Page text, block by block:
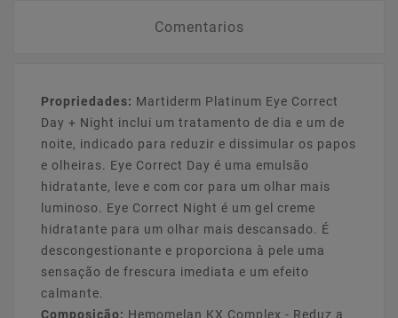
Comentarios
Propriedades: Martiderm Platinum Eye Correct
Day + Night inclui um tratamento de dia e um de
noite, indicado para reduzir e dissimular os papos
e olheiras. Eye Correct Day é uma emulsão
hidratante, leve e com cor para um olhar mais
luminoso. Eye Correct Night é um gel creme
hidratante para um olhar mais descansado. É
descongestionante e proporciona à pele uma
sensação de frescura imediata e um efeito
calmante.
Composição: Hemomelan KX Complex - Reduz a